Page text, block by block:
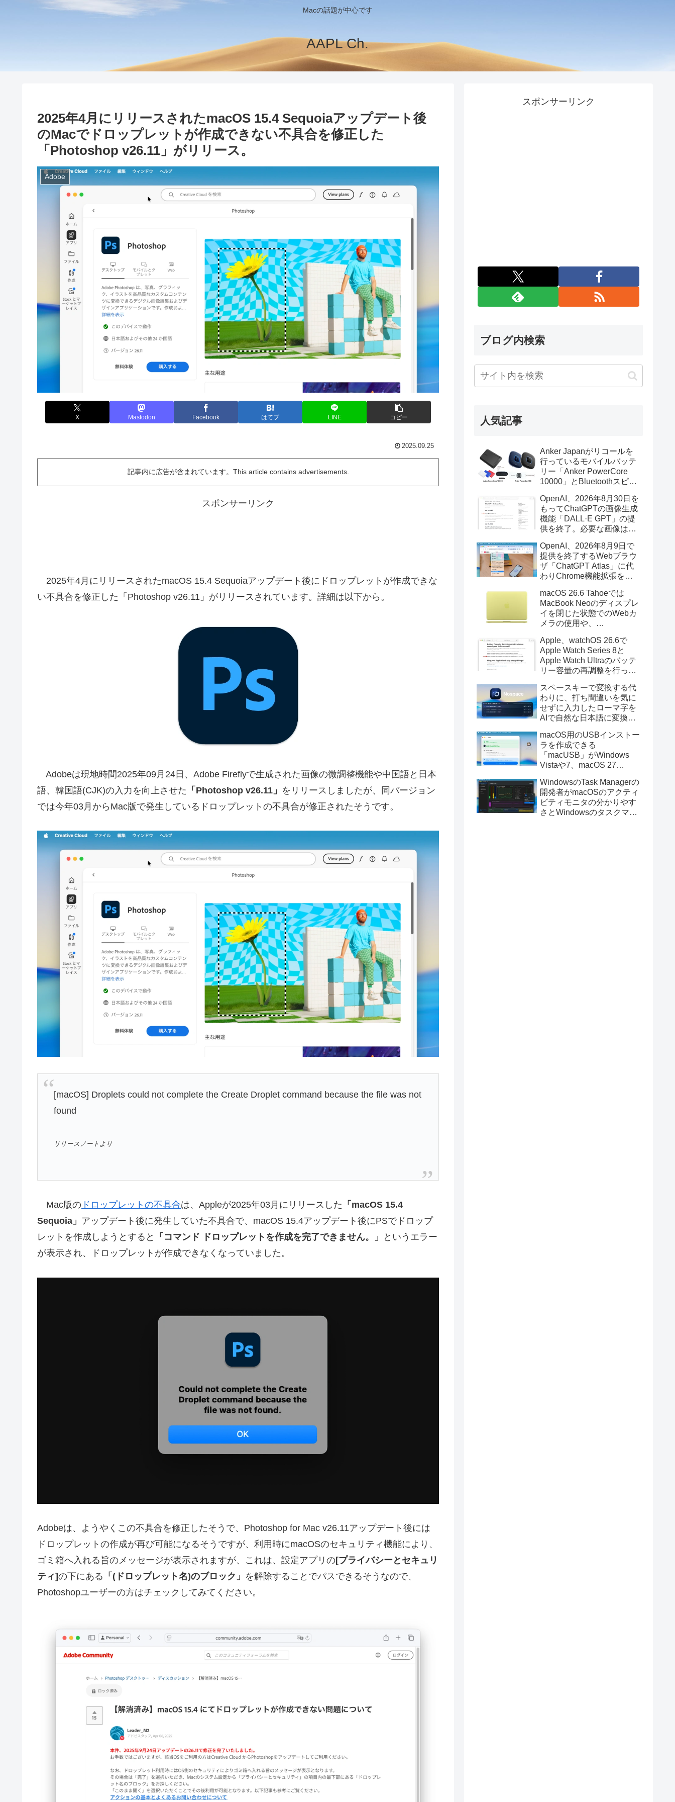
Macの話題が中心です
AAPL Ch.
2025年4月にリリースされたmacOS 15.4 Sequoiaアップデート後
のMacでドロップレットが作成できない不具合を修正した
「Photoshop v26.11」がリリース。
Adobe
X Mastodon Facebook はてブ LINE コピー
2025.09.25
記事内に広告が含まれています。This article contains advertisements.
スポンサーリンク
2025年4月にリリースされたmacOS 15.4 Sequoiaアップデート後にドロップレットが作成できな
い不具合を修正した「Photoshop v26.11」がリリースされています。詳細は以下から。
Adobeは現地時間2025年09月24日、Adobe Fireflyで生成された画像の微調整機能や中国語と日本
語、韓国語(CJK)の入力を向上させた 「Photoshop v26.11」 をリリースしましたが、同バージョン
では今年03月からMac版で発生しているドロップレットの不具合が修正されたそうです。
[macOS] Droplets could not complete the Create Droplet command because the file was not
found
リリースノートより
Mac版の ドロップレットの不具合は、Appleが2025年03月にリリースした 「macOS 15.4
Sequoia」 アップデート後に発生していた不具合で、macOS 15.4アップデート後にPSでドロップ
レットを作成しようとすると
「コマンド ドロップレットを作成を完了できません。」
というエラー
が表示され、ドロップレットが作成できなくなっていました。
Adobeは、ようやくこの不具合を修正したそうで、Photoshop for Mac v26.11アップデート後には
ドロップレットの作成が再び可能になるそうですが、利用時にmacOSのセキュリティ機能により、
ゴミ箱へ入れる旨のメッセージが表示されますが、これは、設定アプリの[プライバシーとセキュリ
ティ]の下にある 「(ドロップレット名)のブロック」 を解除することでパスできるそうなので、
Photoshopユーザーの方はチェックしてみてください。
スポンサーリンク
ブログ内検索
人気記事
Anker Japanがリコールを
行っているモバイルバッテ
リー「Anker PowerCore
10000」とBluetoothスピー
辺を焼損する火災が6月に3
件発生していたそうなので
注意を。
OpenAI、2026年8月30日を
もってChatGPTの画像生成
機能「DALL·E GPT」の提
供を終了。必要な画像は期
OpenAI、2026年8月9日で
提供を終了するWebブラウ
ザ「ChatGPT Atlas」に代
わりChrome機能拡張をア
画の質問やAsk ChatGPT機
能を追加。
macOS 26.6 Tahoeでは
MacBook Neoのディスプレ
イを閉じた状態でのWebカ
メラの使用や、
利用しMacBook Neoを復元
する際の安定性が向上。
Apple、watchOS 26.6で
Apple Watch Series 8と
Apple Watch Ultraのバッテ
リー容量の再調整を行った
スペースキーで変換する代
わりに、打ち間違いを気に
せずに入力したローマ字を
AIで自然な日本語に変換し
力アプリ「Nospace」がリ
リース。
macOS用のUSBインストー
ラを作成できる
「macUSB」がWindows
Vistaや7、macOS 27
トーラの作成に対応。
WindowsのTask Managerの
開発者がmacOSのアクティ
ビティモニタの分かりやす
さとWindowsのタスクマネ